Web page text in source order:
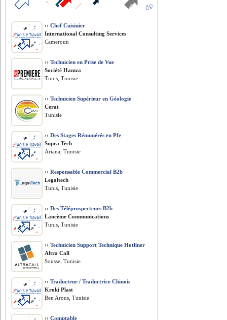
›› Chef Cuisinier
International Consulting Services
Cameroun
›› Technicien en Prise de Vue
Société Hamza
Tunis, Tunisie
›› Technicien Supérieur en Géologie
Cerat
Tunisie
›› Des Stages Rémunérés en Pfe
Supra Tech
Ariana, Tunisie
›› Responsable Commercial B2b
Legaltech
Tunis, Tunisie
›› Des Téléprospecteurs B2b
Lancème Communications
Tunis, Tunisie
›› Technicien Support Technique Hotliner
Altra Call
Sousse, Tunisie
›› Traducteur / Traductrice Chinois
Kroki Plast
Ben Arous, Tunisie
›› Comptable